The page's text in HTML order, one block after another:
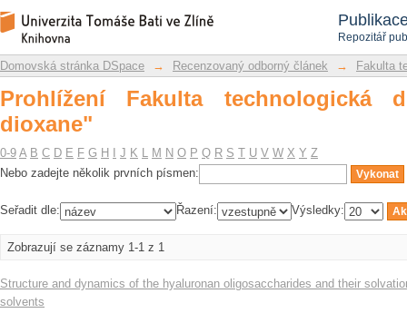
Repozitář
Prohlížení Fakulta technologická dle
Repozitář DSpace/Manakin
Domovská stránka DSpace → Recenzovaný odborný článek → Fakulta
Prohlížení Fakulta technologická
dioxane"
0-9 A B C D E F G H J K L M N O P Q R S T U V W X Y Z
Nebo zadejte několik prvních písmen:
Seřadit dle: Řazení: Výsledky:
Zobrazují se záznamy 1-1 z 1
Structure and dynamics of the hyaluronan oligosaccharides and their
solvents